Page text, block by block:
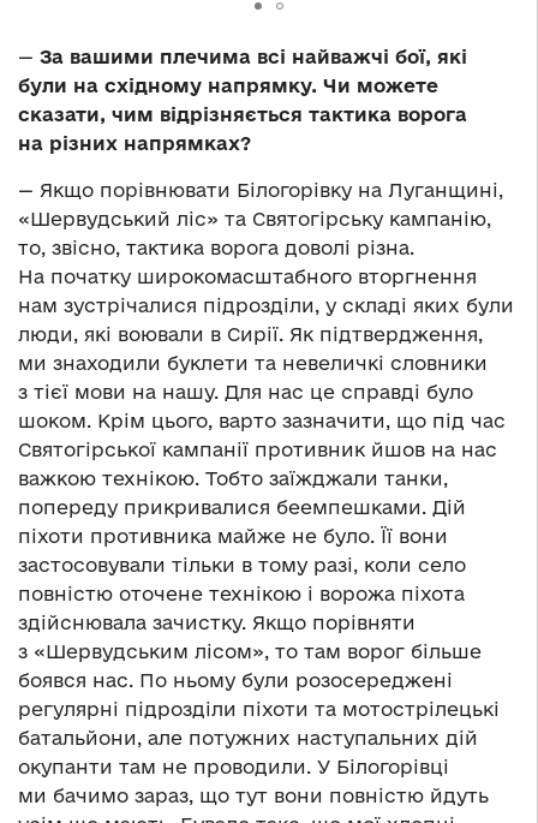
— За вашими плечима всі найважчі бої, які
були на східному напрямку. Чи можете
сказати, чим відрізняється тактика ворога
на різних напрямках?
— Якщо порівнювати Білогорівку на Луганщині,
«Шервудський ліс» та Святогірську кампанію,
то, звісно, тактика ворога доволі різна.
На початку широкомасштабного вторгнення
нам зустрічалися підрозділи, у складі яких були
люди, які воювали в Сирії. Як підтвердження,
ми знаходили буклети та невеличкі словники
з тієї мови на нашу. Для нас це справді було
шоком. Крім цього, варто зазначити, що під час
Святогірської кампанії противник йшов на нас
важкою технікою. Тобто заїжджали танки,
попереду прикривалися беемпешками. Дій
піхоти противника майже не було. Її вони
застосовували тільки в тому разі, коли село
повністю оточене технікою і ворожа піхота
здійснювала зачистку. Якщо порівняти
з «Шервудським лісом», то там ворог більше
боявся нас. По ньому були розосереджені
регулярні підрозділи піхоти та мотострілецькі
батальйони, але потужних наступальних дій
окупанти там не проводили. У Білогорівці
ми бачимо зараз, що тут вони повністю йдуть